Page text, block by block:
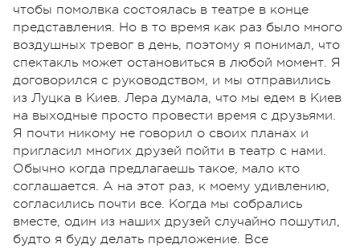
чтобы помолвка состоялась в театре в конце
представления. Но в то время как раз было много
воздушных тревог в день, поэтому я понимал, что
спектакль может остановиться в любой момент. Я
договорился с руководством, и мы отправились
из Луцка в Киев. Лера думала, что мы едем в Киев
на выходные просто провести время с друзьями.
Я почти никому не говорил о своих планах и
пригласил многих друзей пойти в театр с нами.
Обычно когда предлагаешь такое, мало кто
соглашается. А на этот раз, к моему удивлению,
согласились почти все. Когда мы собрались
вместе, один из наших друзей случайно пошутил,
будто я буду делать предложение. Все